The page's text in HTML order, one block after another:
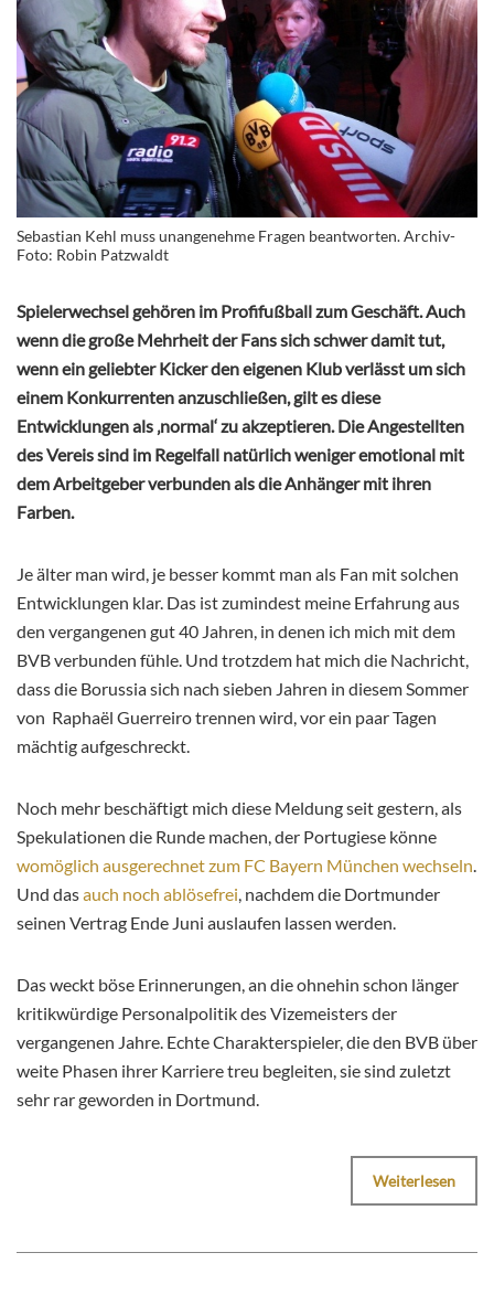
Sebastian Kehl muss unangenehme Fragen beantworten. Archiv-
Foto: Robin Patzwaldt
Spielerwechsel gehören im Profifußball zum Geschäft. Auch
wenn die große Mehrheit der Fans sich schwer damit tut,
wenn ein geliebter Kicker den eigenen Klub verlässt um sich
einem Konkurrenten anzuschließen, gilt es diese
Entwicklungen als ‚normal‘ zu akzeptieren. Die Angestellten
des Vereis sind im Regelfall natürlich weniger emotional mit
dem Arbeitgeber verbunden als die Anhänger mit ihren
Farben.
Je älter man wird, je besser kommt man als Fan mit solchen
Entwicklungen klar. Das ist zumindest meine Erfahrung aus
den vergangenen gut 40 Jahren, in denen ich mich mit dem
BVB verbunden fühle. Und trotzdem hat mich die Nachricht,
dass die Borussia sich nach sieben Jahren in diesem Sommer
von Raphaël Guerreiro trennen wird, vor ein paar Tagen
mächtig aufgeschreckt.
Noch mehr beschäftigt mich diese Meldung seit gestern, als
Spekulationen die Runde machen, der Portugiese könne
womöglich ausgerechnet zum FC Bayern München wechseln.
Und dasauch noch ablösefrei, nachdem die Dortmunder
seinen Vertrag Ende Juni auslaufen lassen werden.
Das weckt böse Erinnerungen, an die ohnehin schon länger
kritikwürdige Personalpolitik des Vizemeisters der
vergangenen Jahre. Echte Charakterspieler, die den BVB über
weite Phasen ihrer Karriere treu begleiten, sie sind zuletzt
sehr rar geworden in Dortmund.
Weiterlesen